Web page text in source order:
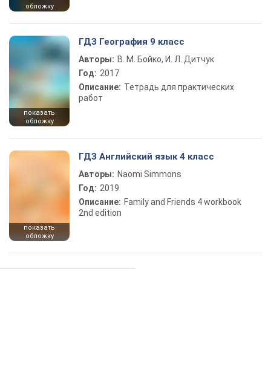
обложку
показать
обложку
ГДЗ География 9 класс
Авторы: В. М. Бойко, И. Л. Дитчук
Год: 2017
Описание: Тетрадь для практических
работ
показать
обложку
ГДЗ Английский язык 4 класс
Авторы: Naomi Simmons
Год: 2019
Описание: Family and Friends 4 workbook
2nd edition